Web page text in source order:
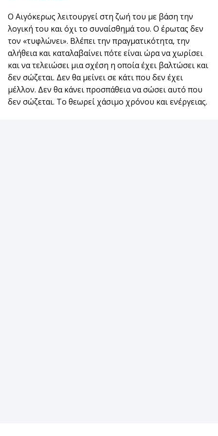
Ο Αιγόκερως λειτουργεί στη ζωή του με βάση την
λογική του και όχι το συναίσθημά του. Ο έρωτας δεν
τον «τυφλώνει». Βλέπει την πραγματικότητα, την
αλήθεια και καταλαβαίνει πότε είναι ώρα να χωρίσει
και να τελειώσει μια σχέση η οποία έχει βαλτώσει και
δεν σώζεται. Δεν θα μείνει σε κάτι που δεν έχει
μέλλον. Δεν θα κάνει προσπάθεια να σώσει αυτό που
δεν σώζεται. Το θεωρεί χάσιμο χρόνου και ενέργειας.